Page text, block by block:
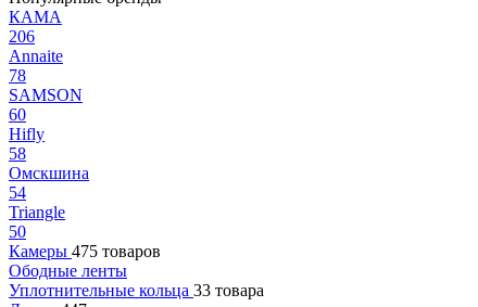
КАМА
206
Annaite
78
SAMSON
60
Hifly
58
Омскшина
54
Triangle
50
Камеры 475 товаров
Ободные ленты
Уплотнительные кольца 33 товара